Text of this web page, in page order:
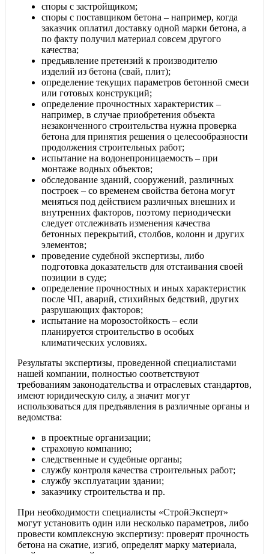
споры с застройщиком;
споры с поставщиком бетона – например, когда
заказчик оплатил доставку одной марки бетона, а
по факту получил материал совсем другого
качества;
предъявление претензий к производителю
изделий из бетона (свай, плит);
определение текущих параметров бетонной смеси
или готовых конструкций;
определение прочностных характеристик –
например, в случае приобретения объекта
незаконченного строительства нужна проверка
бетона для принятия решения о целесообразности
продолжения строительных работ;
испытание на водонепроницаемость – при
монтаже водных объектов;
обследование зданий, сооружений, различных
построек – со временем свойства бетона могут
меняться под действием различных внешних и
внутренних факторов, поэтому периодически
следует отслеживать изменения качества
бетонных перекрытий, столбов, колонн и других
элементов;
проведение судебной экспертизы, либо
подготовка доказательств для отстаивания своей
позиции в суде;
определение прочностных и иных характеристик
после ЧП, аварий, стихийных бедствий, других
разрушающих факторов;
испытание на морозостойкость – если
планируется строительство в особых
климатических условиях.
Результаты экспертизы, проведенной специалистами
нашей компании, полностью соответствуют
требованиям законодательства и отраслевых стандартов,
имеют юридическую силу, а значит могут
использоваться для предъявления в различные органы и
ведомства:
в проектные организации;
страховую компанию;
следственные и судебные органы;
службу контроля качества строительных работ;
службу эксплуатации здании;
заказчику строительства и пр.
При необходимости специалисты «СтройЭксперт»
могут установить один или несколько параметров, либо
провести комплексную экспертизу: проверят прочность
бетона на сжатие, изгиб, определят марку материала,